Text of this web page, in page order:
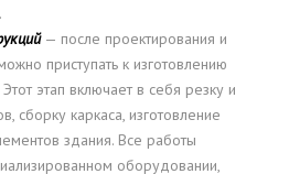
— после проектирования и
приступать к изготовлению
этап включает в себя резку и
сборку каркаса, изготовление
здания. Все работы
оборудовании,